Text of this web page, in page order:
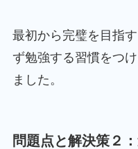
最初から完璧を目指
ず勉強する習慣をつ
ました。
問題点と解決策２